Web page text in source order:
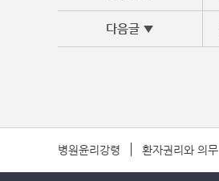
다음글 ▼
병원윤리강령 환자권리와 의무